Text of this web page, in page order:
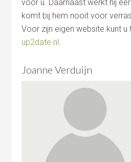
voor u. Daarnaast werkt hij
komt bij hem nooit voor
Voor zijn eigen website kunt u
up2date.nl.
Joanne Verduijn